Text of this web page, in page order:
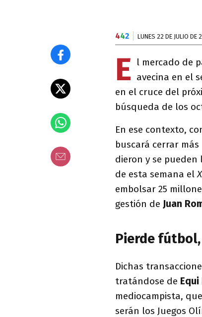
442 LUNES 22 DE JULIO DE
E l mercado de
avecina en el
en el cruce del
búsqueda de los
En ese contexto,
buscará cerrar
dieron y se
de esta semana el
embolsar 25
gestión de Juan
Pierde
Dichas
tratándose de Equi
mediocampista,
serán los Juegos